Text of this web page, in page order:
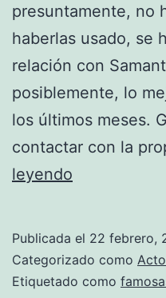
presuntamente, no
haberlas usado, se
relación con
posiblemente, lo
los últimos meses.
contactar con la
leyendo
una
nueva
Publicada el 22 febrero,
Categorizado como
Etiquetado como